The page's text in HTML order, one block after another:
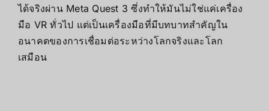
ได้จริงผ่าน Meta Quest 3 ซึ่งทำให้มันไม่ใช่แค่เครื่อง
มือ VR ทั่วไป แต่เป็นเครื่องมือที่มีบทบาทสำคัญใน
อนาคตของการเชื่อมต่อระหว่างโลกจริงและโลก
เสมือน